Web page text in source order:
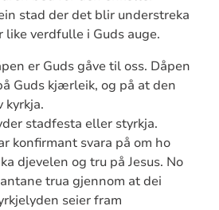
stad der det blir understreka
like verdfulle i Guds auge.
er Guds gåve til oss. Dåpen
Guds kjærleik, og på at den
kyrkja.
stadfesta eller styrkja.
konfirmant svara på om ho
djevelen og tru på Jesus. No
trua gjennom at dei
seier fram